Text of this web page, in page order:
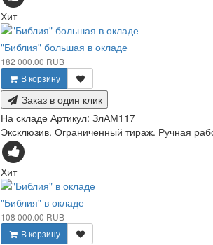
Хит
"Библия" большая в окладе
182 000.00 RUB
В корзину
Заказ в один клик
На складе Артикул: ЗлАМ117
Эксклюзив. Ограниченный тираж. Ручная
Хит
"Библия" в окладе
108 000.00 RUB
В корзину